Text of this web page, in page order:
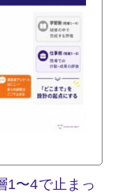
1〜4で止まっ